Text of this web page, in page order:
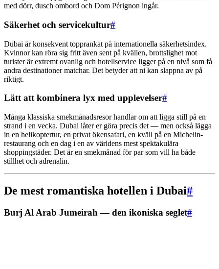
med dörr, dusch ombord och Dom Pérignon ingår.
Säkerhet och servicekultur#
Dubai är konsekvent topprankat på internationella säkerhetsindex.
Kvinnor kan röra sig fritt även sent på kvällen, brottslighet mot
turister är extremt ovanlig och hotellservice ligger på en nivå som få
andra destinationer matchar. Det betyder att ni kan slappna av på
riktigt.
Lätt att kombinera lyx med upplevelser#
Många klassiska smekmånadsresor handlar om att ligga still på en
strand i en vecka. Dubai låter er göra precis det — men också lägga
in en helikoptertur, en privat ökensafari, en kväll på en Michelin-
restaurang och en dag i en av världens mest spektakulära
shoppingstäder. Det är en smekmånad för par som vill ha både
stillhet och adrenalin.
De mest romantiska hotellen i Dubai#
Burj Al Arab Jumeirah — den ikoniska seglet#